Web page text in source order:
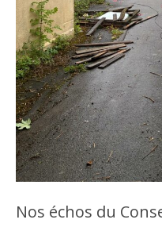
Nos échos du